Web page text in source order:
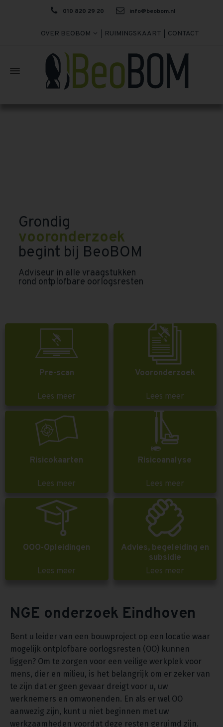
010 820 29 20 info@beobom.nl
OVER BEOBOM RUIMINGSKAART CONTACT
Grondig
vooronderzoek
begint bij BeoBOM
Adviseur in alle vraagstukken
rond ontplofbare oorlogsresten
Pre-scan
Lees meer
Vooronderzoek
Lees meer
Risicokaarten
Lees meer
Risicoanalyse
Lees meer
OOO-Opleidingen
Lees meer
Advies, begeleiding en
subsidie
Lees meer
NGE onderzoek Eindhoven
Bent u leider van een bouwproject op een locatie waar
mogelijk ontplofbare oorlogsresten (OO) kunnen
liggen? Om te zorgen voor een veilige werkplek voor
mens, dier en milieu, is het belangrijk om er zeker van
te zijn dat er geen gevaar dreigt voor u, uw
werknemers en omwonenden. En als er wel OO
aanwezig zijn, kunt u niet beginnen met uw
werkzaamheden voordat deze resten geruimd zijn.